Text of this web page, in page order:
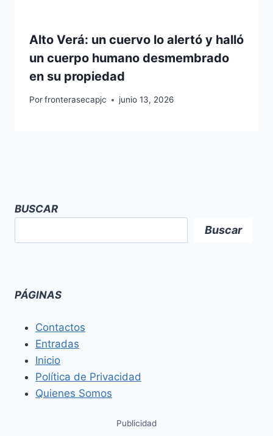
Alto Verá: un cuervo lo alertó y halló
un cuerpo humano desmembrado
en su propiedad
Porfronterasecapjc junio 13, 2026
BUSCAR
Buscar
PÁGINAS
Contactos
Entradas
Inicio
Política de Privacidad
Quienes Somos
Publicidad